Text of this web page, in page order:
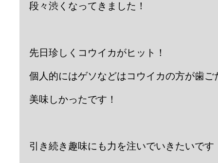
段々渋くなってきました！
先日珍しくコウイカがヒット！
個人的にはゲソなどはコウイカの方が歯ご
美味しかったです！
引き続き趣味にも力を注いでいきたいです